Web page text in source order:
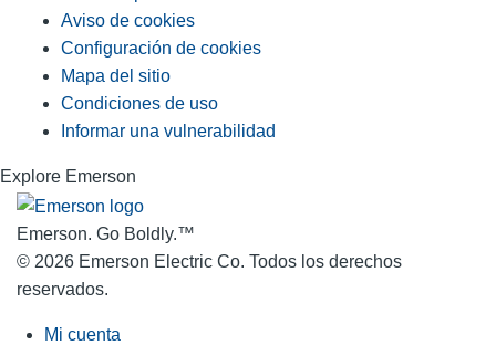
Aviso de cookies
Configuración de cookies
Mapa del sitio
Condiciones de uso
Informar una vulnerabilidad
Explore Emerson
Emerson. Go Boldly.™
© 2026 Emerson Electric Co. Todos los derechos
reservados.
Mi cuenta